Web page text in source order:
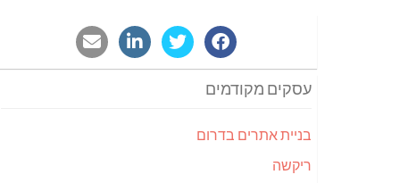
עסקים מקודמים
בניית אתרים בדרום
ריקשה